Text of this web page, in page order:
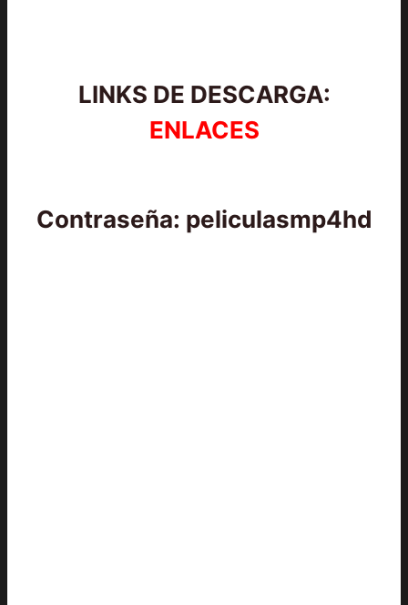
LINKS DE DESCARGA:
ENLACES
Contraseña: peliculasmp4hd